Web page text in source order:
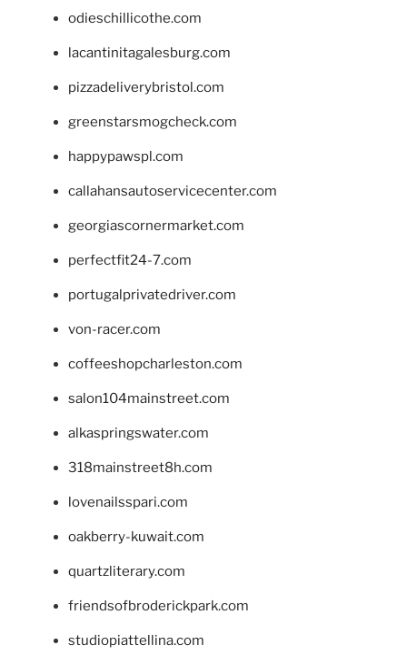
odieschillicothe.com
lacantinitagalesburg.com
pizzadeliverybristol.com
greenstarsmogcheck.com
happypawspl.com
callahansautoservicecenter.com
georgiascornermarket.com
perfectfit24-7.com
portugalprivatedriver.com
von-racer.com
coffeeshopcharleston.com
salon104mainstreet.com
alkaspringswater.com
318mainstreet8h.com
lovenailsspari.com
oakberry-kuwait.com
quartzliterary.com
friendsofbroderickpark.com
studiopiattellina.com